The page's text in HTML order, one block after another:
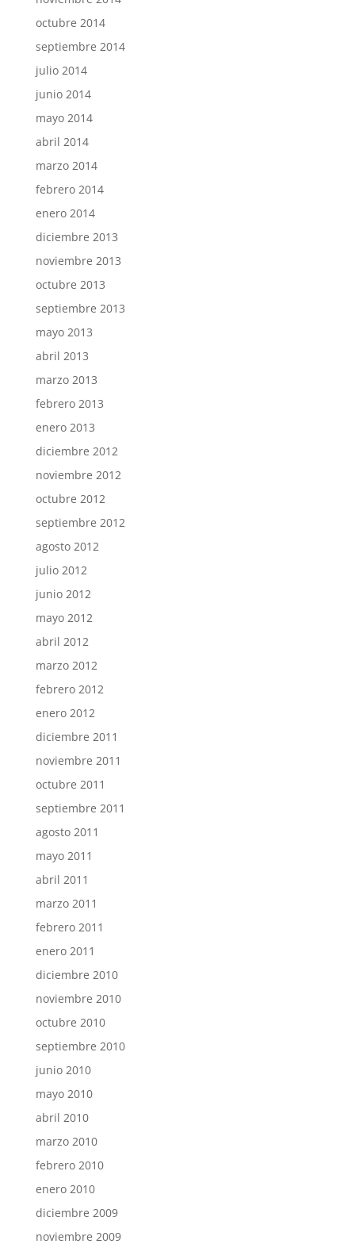
octubre 2014
septiembre 2014
julio 2014
junio 2014
mayo 2014
abril 2014
marzo 2014
febrero 2014
enero 2014
diciembre 2013
noviembre 2013
octubre 2013
septiembre 2013
mayo 2013
abril 2013
marzo 2013
febrero 2013
enero 2013
diciembre 2012
noviembre 2012
octubre 2012
septiembre 2012
agosto 2012
julio 2012
junio 2012
mayo 2012
abril 2012
marzo 2012
febrero 2012
enero 2012
diciembre 2011
noviembre 2011
octubre 2011
septiembre 2011
agosto 2011
mayo 2011
abril 2011
marzo 2011
febrero 2011
enero 2011
diciembre 2010
noviembre 2010
octubre 2010
septiembre 2010
junio 2010
mayo 2010
abril 2010
marzo 2010
febrero 2010
enero 2010
diciembre 2009
noviembre 2009